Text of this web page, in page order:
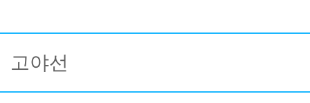
고야선